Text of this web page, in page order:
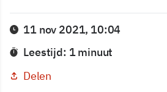
11 nov 2021, 10:04
Leestijd: 1 minuut
Delen